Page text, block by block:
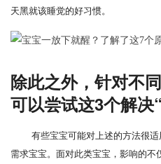
天黑就该睡觉的好习惯。
除此之外，针对不
可以尝试这3个解决
有些宝宝可能对上述的方法很
需求宝宝。面对此类宝宝，影响的不